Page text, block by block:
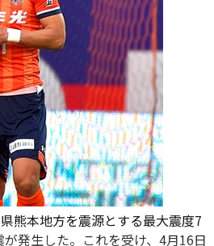
熊本地方を震源とする最大震度7
発生した。これを受け、4月16日